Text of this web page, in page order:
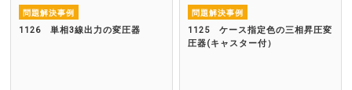
問題解決事例
1126 単相3線出力の変圧器
問題解決事例
1125 ケース指定色の三相昇圧変
圧器(キャスター付）